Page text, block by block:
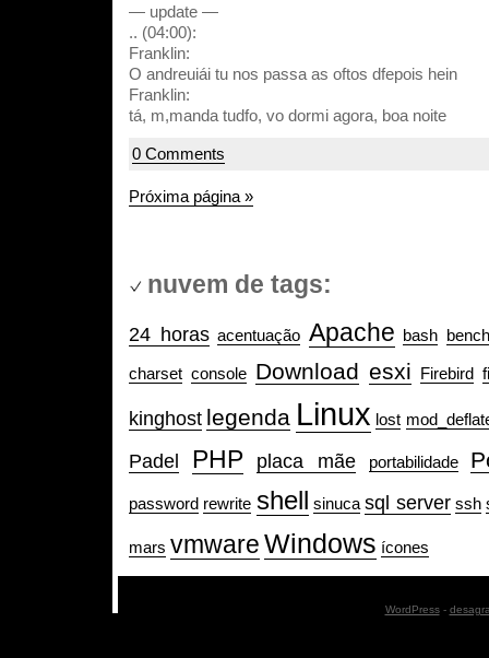
— update —
.. (04:00):
Franklin:
O andreuiái tu nos passa as oftos dfepois hein
Franklin:
tá, m,manda tudfo, vo dormi agora, boa noite
0 Comments
Próxima página »
nuvem de tags:
24 horas acentuação Apache bash
charset console Download esxi Firebird
kinghost legenda Linux lost
Padel PHP placa mãe portabilidade
password rewrite shell sinuca sql server ssh
mars vmware Windows ícones
WordPress-